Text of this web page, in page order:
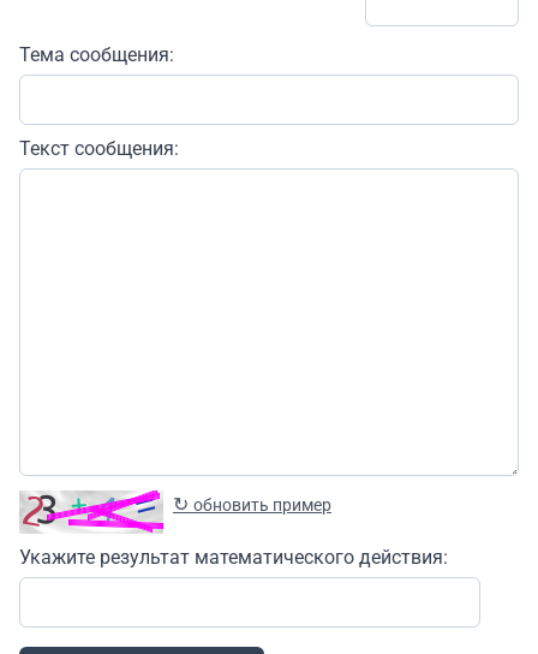
Тема сообщения:
Текст сообщения:
↻ обновить пример
Укажите результат математического действия: